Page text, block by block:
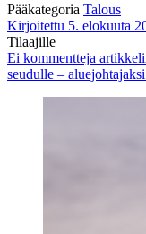
Pääkategoria Talous
Kirjoitettu 5. elokuuta
Tilaajille
Ei kommentteja
seudulle –